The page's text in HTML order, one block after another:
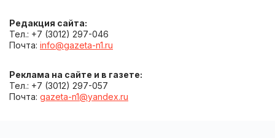
Редакция сайта:
Тел.: +7 (3012) 297-046
Почта: info@gazeta-n1.ru
Реклама на сайте и в газете:
Тел.: +7 (3012) 297-057
Почта: gazeta-n1@yandex.ru